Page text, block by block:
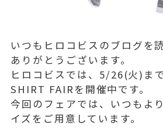
いつもヒロコビスのブログを
ありがとうございます。
ヒロコビスでは、5/26(火)ま
SHIRT FAIRを開催中です。
今回のフェアでは、いつもよ
イズをご用意しています。